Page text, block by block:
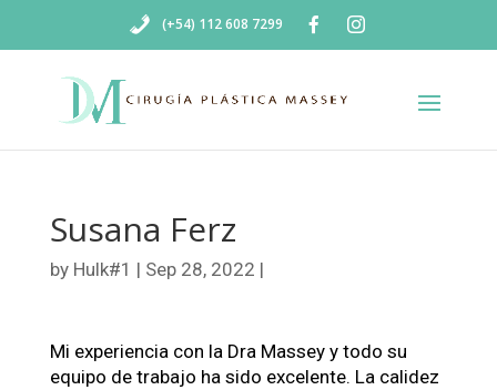
(+54) 112 608 7299
Susana Ferz
by Hulk#1 | Sep 28, 2022 |
Mi experiencia con la Dra Massey y todo su
equipo de trabajo ha sido excelente. La calidez